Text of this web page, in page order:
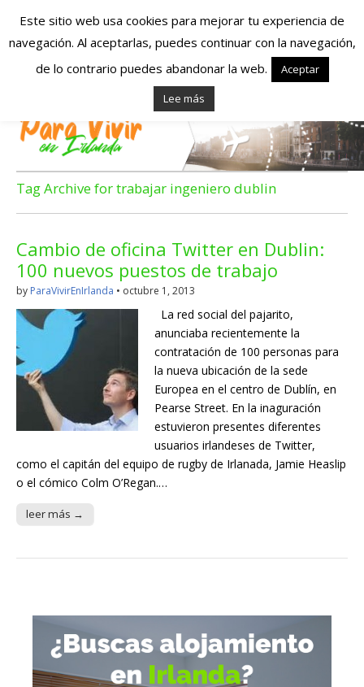
Españoles en
Irlanda – Vivir en
Irlanda – Trabajo
en Irlanda –
Alojamiento en
Irlanda
Blog dedicado a los que viven, estudian y trabajan en
Irlanda!
Tag Archive for trabajar ingeniero dublin
Cambio de oficina Twitter en Dublin:
100 nuevos puestos de trabajo
by ParaVivirEnIrlanda • octubre 1, 2013
La red social del pajarito,
anunciaba recientemente la
contratación de 100 personas para
la nueva ubicación de la sede
Europea en el centro de Dublín, en
Pearse Street. En la inaguración
estuvieron presentes diferentes
usuarios irlandeses de Twitter,
como el capitán del equipo de rugby de Irlanada, Jamie Heaslip
o el cómico Colm O’Regan.…
leer más →
Este sitio web usa cookies para mejorar tu experiencia de
navegación. Al aceptarlas, puedes continuar con la navegación,
de lo contrario puedes abandonar la web.
Aceptar
Lee más